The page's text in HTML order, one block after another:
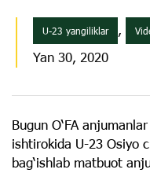
U-23 yangiliklar ,
Yan 30, 2020
Bugun O‘FA
ishtirokida U-23 Osiyo
bag‘ishlab matbuot